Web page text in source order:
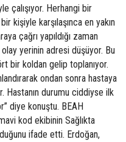
çalışıyor. Herhangi bir
kişiyle karşılaşınca en yakın
çağrı yapıldığı zaman
yerinin adresi düşüyor. Bu
bir koldan gelip toplanıyor.
ondan sonra hastaya
Hastanın durumu ciddiyse ilk
diye konuştu. BEAH
kod ekibinin Sağlıkta
ifade etti. Erdoğan,